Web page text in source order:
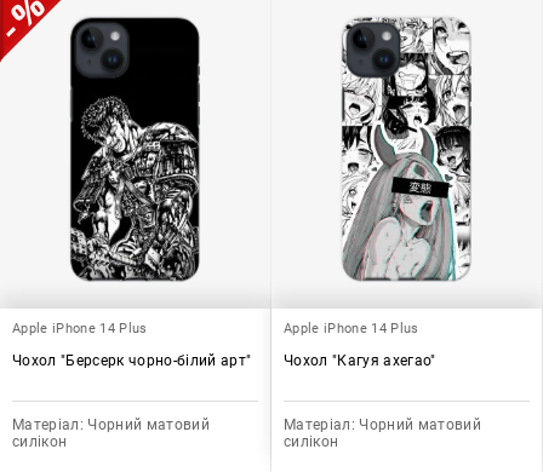
Apple iPhone 14 Plus
Чохол "Берсерк чорно-білий арт"
Матеріал: Чорний матовий
силікон
Apple iPhone 14 Plus
Чохол "Кагуя ахегао"
Матеріал: Чорний матовий
силікон